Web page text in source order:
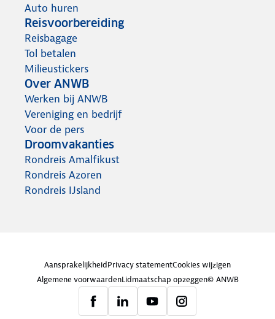
Auto huren
Reisvoorbereiding
Reisbagage
Tol betalen
Milieustickers
Over ANWB
Werken bij ANWB
Vereniging en bedrijf
Voor de pers
Droomvakanties
Rondreis Amalfikust
Rondreis Azoren
Rondreis IJsland
AansprakelijkheidPrivacy statementCookies wijzigen
Algemene voorwaardenLidmaatschap opzeggen© ANWB